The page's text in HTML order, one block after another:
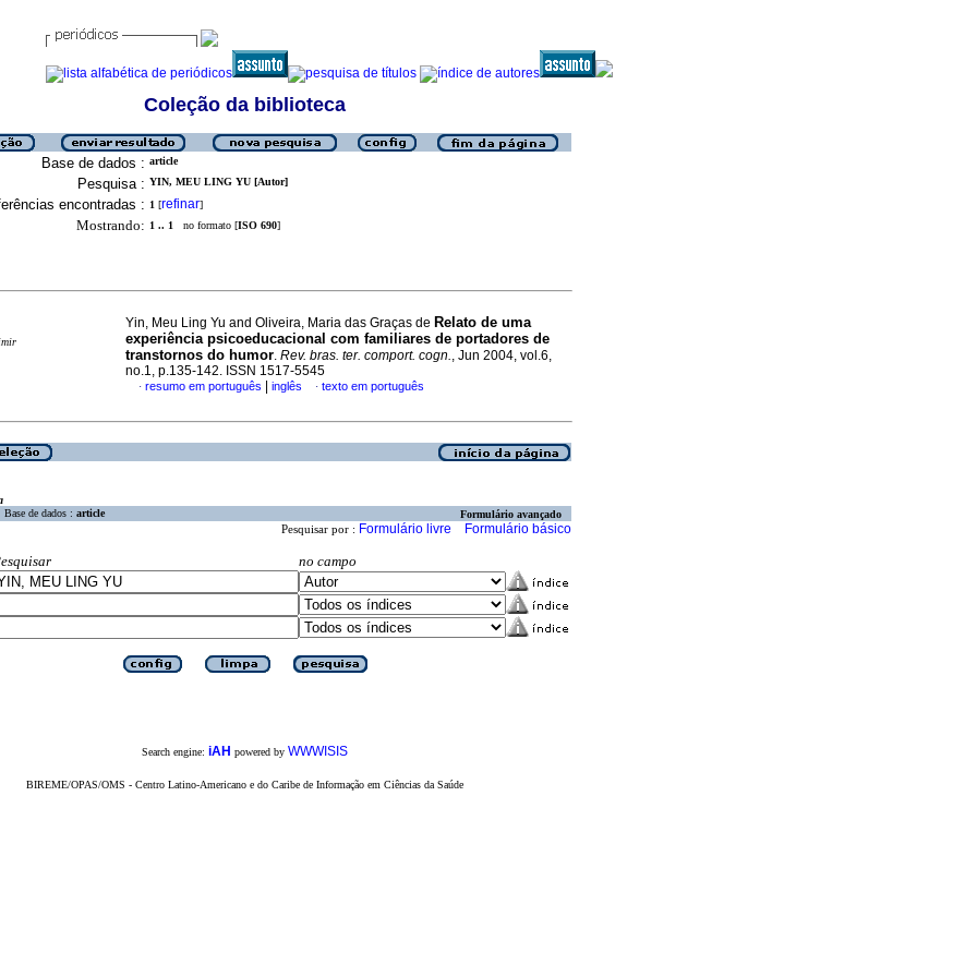
Coleção da biblioteca
Base de dados : article
Pesquisa : YIN, MEU LING YU [Autor]
encontradas : 1 [refinar]
Mostrando: 1 .. 1 no formato [ISO 690]
Yin, Meu Ling Yu and Oliveira, Maria das Graças de Relato de uma
experiência psicoeducacional com familiares de portadores de
transtornos do humor. Rev. bras. ter. comport. cogn., Jun 2004, vol.6,
no.1, p.135-142. ISSN 1517-5545
· resumo em português inglês · texto em português
Base de dados : article Formulário avançado
Pesquisar por : Formulário livre Formulário básico
no campo
Search engine: iAH powered by WWWISIS
BIREME/OPAS/OMS - Centro Latino-Americano e do Caribe de Informação em Ciências da Saúde